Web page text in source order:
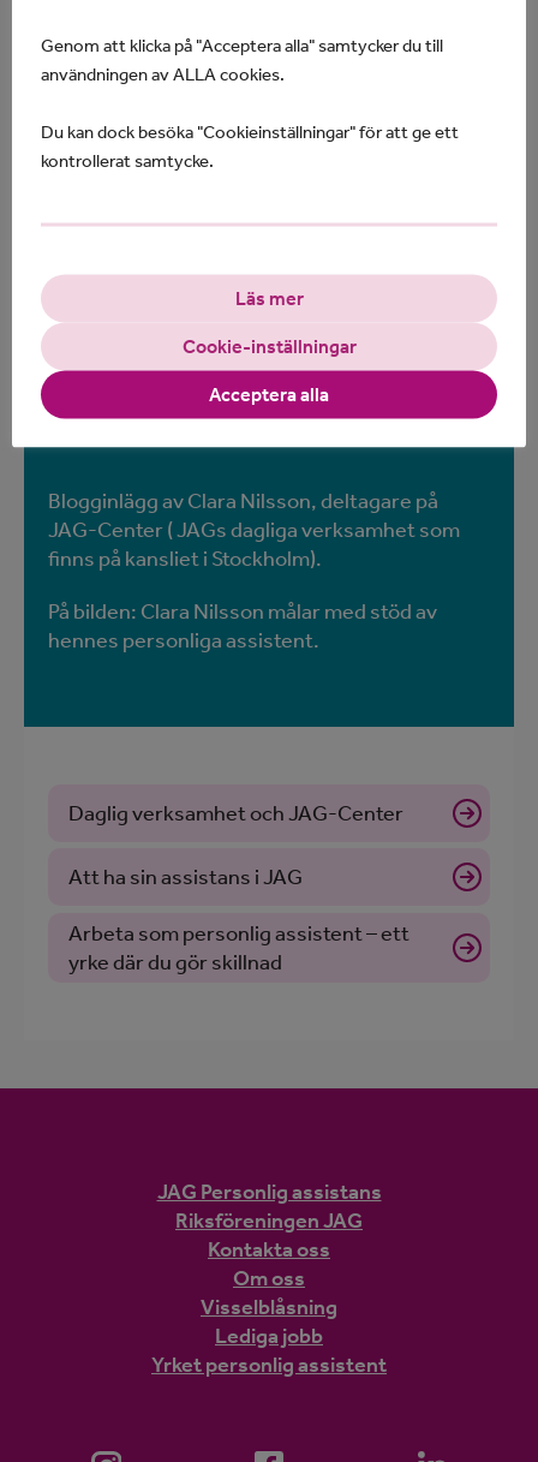
Blogginlägg av Clara Nilsson, deltagare på
JAG-Center ( JAGs dagliga verksamhet som
finns på kansliet i Stockholm).
På bilden: Clara Nilsson målar med stöd av
hennes personliga assistent.
Daglig verksamhet och JAG-Center
Att ha sin assistans i JAG
Arbeta som personlig assistent – ett
yrke där du gör skillnad
JAG Personlig assistans
Riksföreningen JAG
Kontakta oss
Om oss
Visselblåsning
Lediga jobb
Yrket personlig assistent
Genom att klicka på "Acceptera alla" samtycker du till
användningen av ALLA cookies.
Du kan dock besöka "Cookieinställningar" för att ge ett
kontrollerat samtycke.
Läs mer
Cookie-inställningar
Acceptera alla